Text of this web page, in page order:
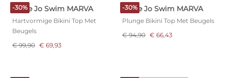
-30%
Marie Jo Swim MARVA
Hartvormige Bikini Top Met
Beugels
€ 99,90 € 69,93
-30%
Marie Jo Swim MARVA
Plunge Bikini Top Met Beugels
€ 94,90 € 66,43